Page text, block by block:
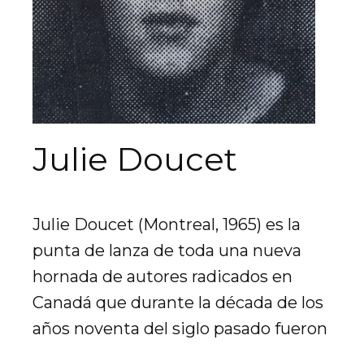
Julie Doucet
Julie Doucet (Montreal, 1965) es la
punta de lanza de toda una nueva
hornada de autores radicados en
Canadá que durante la década de los
años noventa del siglo pasado fueron